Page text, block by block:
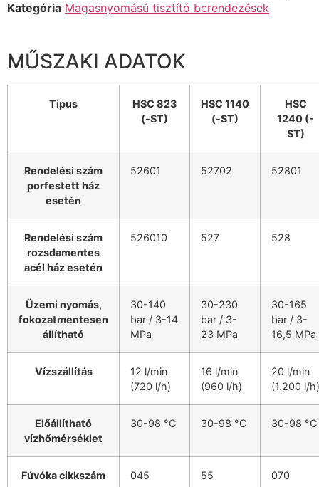
Kategória Magasnyomású tisztító berendezések
MŰSZAKI ADATOK
Típus
HSC 823
(-ST)
HSC 1140
(-ST)
HSC
1240 (-
ST)
Rendelési szám
porfestett ház
esetén
52601 52702 52801
Rendelési szám
rozsdamentes
acél ház esetén
526010 527 528
Üzemi nyomás,
fokozatmentesen
állítható
30-140
bar / 3-14
MPa
30-230
bar / 3-
23 MPa
30-165
bar / 3-
16,5 MPa
Vízszállítás
12 l/min
(720 l/h)
16 l/min
(960 l/h)
20 l/min
(1.200 l/h)
Előállítható
vízhőmérséklet
30-98 °C 30-98 °C 30-98 °C
Fúvóka cikkszám 045 55 070